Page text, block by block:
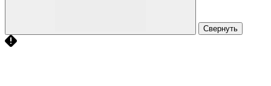
Свернуть